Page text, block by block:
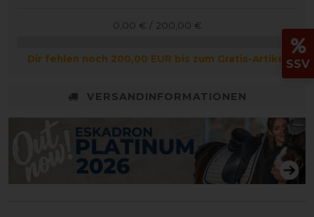
0,00 € / 200,00 €
Dir fehlen noch 200,00 EUR bis zum Gratis-Artikel
VERSANDINFORMATIONEN
SSV